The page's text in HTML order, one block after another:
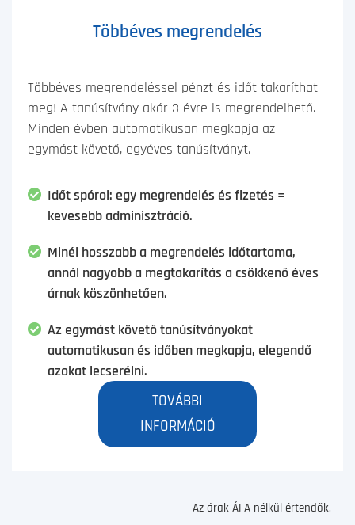
Többéves megrendelés
Többéves megrendeléssel pénzt és időt takaríthat
meg! A tanúsítvány akár 3 évre is megrendelhető.
Minden évben automatikusan megkapja az
egymást követő, egyéves tanúsítványt.
Időt spórol: egy megrendelés és fizetés =
kevesebb adminisztráció.
Minél hosszabb a megrendelés időtartama,
annál nagyobb a megtakarítás a csökkenő éves
árnak köszönhetően.
Az egymást követő tanúsítványokat
automatikusan és időben megkapja, elegendő
azokat lecserélni.
TOVÁBBI
INFORMÁCIÓ
Az árak ÁFA nélkül értendők.